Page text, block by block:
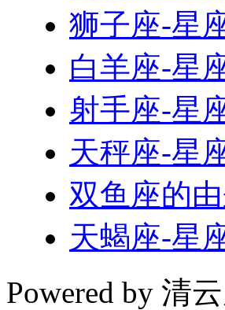
狮子座-星
白羊座-星
射手座-星
天秤座-星
双鱼座的
天蝎座-星
Powered by 清